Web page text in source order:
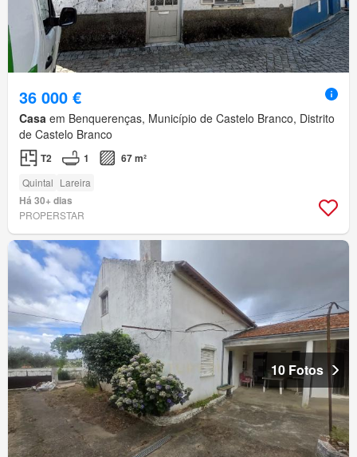
36 000 €
Casa em Benquerenças, Município de Castelo Branco, Distrito
de Castelo Branco
T2 1 67 m²
Quintal Lareira
Há 30+ dias
PROPERSTAR
10 Fotos